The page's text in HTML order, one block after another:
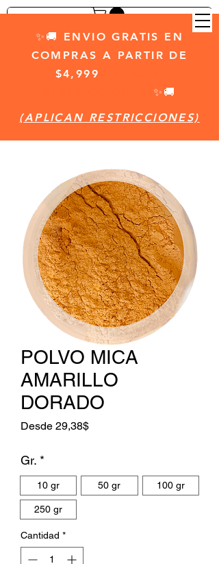
✨🚚 ENVIO GRATIS EN
COMPRAS A PARTIR DE
$4,999
✨🚚
(APLICAN RESTRICCIONES)
POLVO MICA
AMARILLO
DORADO
Desde 29,38$Precio de oferta
Gr. *
10 gr 50 gr 100 gr
250 gr
Cantidad *